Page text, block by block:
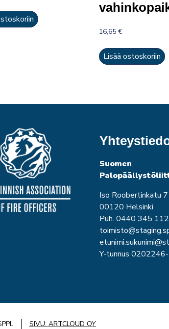
16,65 €
Lisää ostoskoriin
Suomen
Iso Roobertinkatu
00120 Helsinki
Puh. 0440 345 112
Y-tunnus
SIVU: ARTCLOUD OY